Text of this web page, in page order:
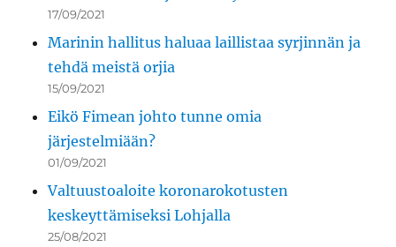
17/09/2021
Marinin hallitus haluaa laillistaa syrjinnän ja
tehdä meistä orjia
15/09/2021
Eikö Fimean johto tunne omia
järjestelmiään?
01/09/2021
Valtuustoaloite koronarokotusten
keskeyttämiseksi Lohjalla
25/08/2021